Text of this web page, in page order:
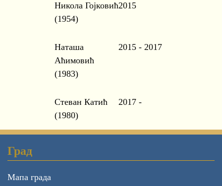
Никола Гојковић
(1954)
2015
Наташа
Аћимовић
(1983)
2015 - 2017
Стеван Катић
(1980)
2017 -
Град
Мапа града